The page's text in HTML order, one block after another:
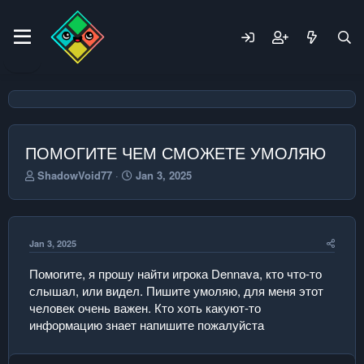
ПОМОГИТЕ ЧЕМ СМОЖЕТЕ УМОЛЯЮ
T
r
e
d
t
a
r
t
e
r
ShadowVoid77
S
a
r
e
Jan 3, 2025
Jan 3, 2025
Помогите, я прошу найти игрока Dennava, кто что-то
слышал, или видел. Пишите умоляю, для меня этот
человек очень важен. Кто хоть какуют-то
информацию знает напишите пожалуйста